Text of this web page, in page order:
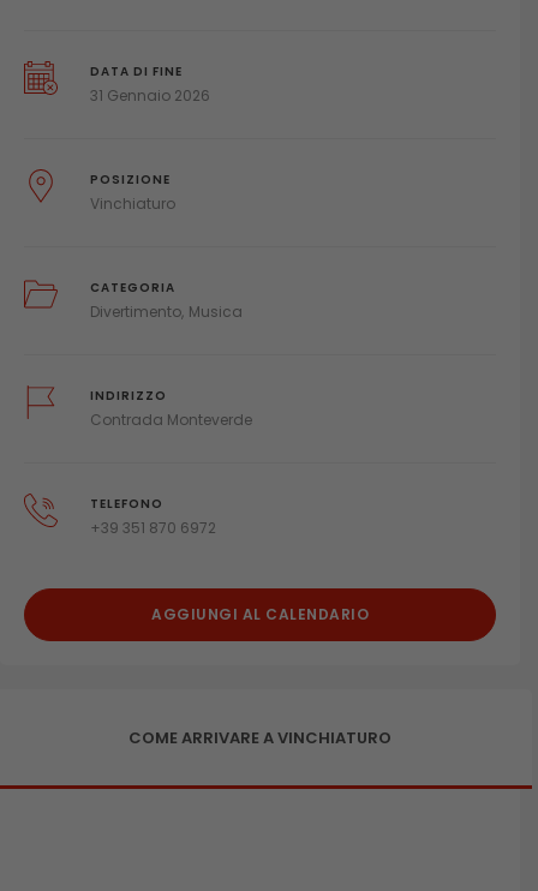
DATA DI FINE
31 Gennaio 2026
POSIZIONE
Vinchiaturo
CATEGORIA
Divertimento Musica
INDIRIZZO
Contrada Monteverde
TELEFONO
+39 351 870 6972
AGGIUNGI AL CALENDARIO
COME ARRIVARE A VINCHIATURO